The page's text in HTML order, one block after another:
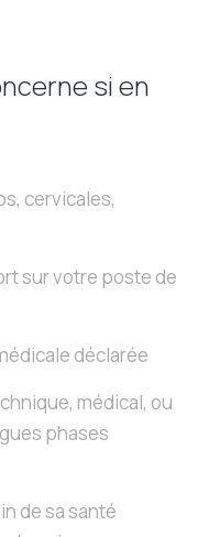
si en
cervicales,
sur votre poste de
déclarée
médical, ou
phases
de sa santé